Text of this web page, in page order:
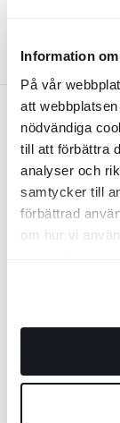
Information
På vår
att
nödvändiga
till att förbättra
analyser och
samtycker till
förbättrad
om hur vi
Vit
KlinkerMariposaVit
KLM7809
Yta:Matt
Rund
Vit